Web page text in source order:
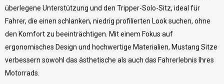
überlegene Unterstützung und den Tripper-Solo-Sitz, ideal für
Fahrer, die einen schlanken, niedrig profilierten Look suchen, ohne
den Komfort zu beeinträchtigen. Mit einem Fokus auf
ergonomisches Design und hochwertige Materialien, Mustang Sitze
verbessern sowohl das ästhetische als auch das Fahrerlebnis Ihres
Motorrads.